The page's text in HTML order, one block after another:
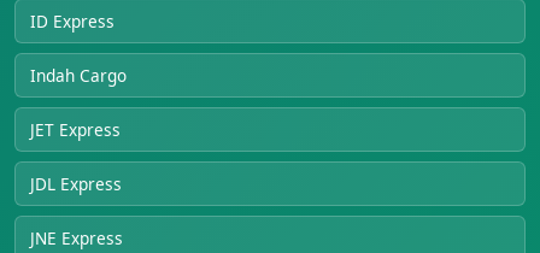
ID Express
Indah Cargo
JET Express
JDL Express
JNE Express